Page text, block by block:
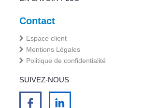
Contact
Espace client
Mentions Légales
Politique de confidentialité
SUIVEZ-NOUS